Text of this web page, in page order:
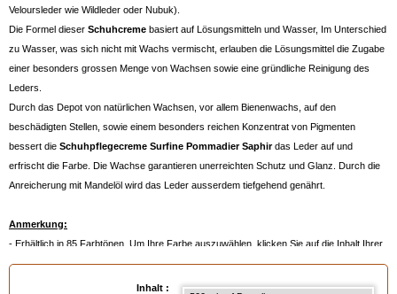
Veloursleder wie Wildleder oder Nubuk).
Die Formel dieser Schuhcreme basiert auf Lösungsmitteln und Wasser, Im Unterschied
zu Wasser, was sich nicht mit Wachs vermischt, erlauben die Lösungsmittel die Zugabe
einer besonders grossen Menge von Wachsen sowie eine gründliche Reinigung des
Leders.
Durch das Depot von natürlichen Wachsen, vor allem Bienenwachs, auf den
beschädigten Stellen, sowie einem besonders reichen Konzentrat von Pigmenten
bessert die Schuhpflegecreme Surfine Pommadier Saphirdas Leder auf und
erfrischt die Farbe. Die Wachse garantieren unerreichten Schutz und Glanz. Durch die
Anreicherung mit Mandelöl wird das Leder ausserdem tiefgehend genährt.
Anmerkung:
- Erhältlich in 85 Farbtönen. Um Ihre Farbe auszuwählen, klicken Sie auf die Inhalt Ihrer
Wahl und dann auf die Farbpalette
ein Farbmuster bestellen
Inhalt :